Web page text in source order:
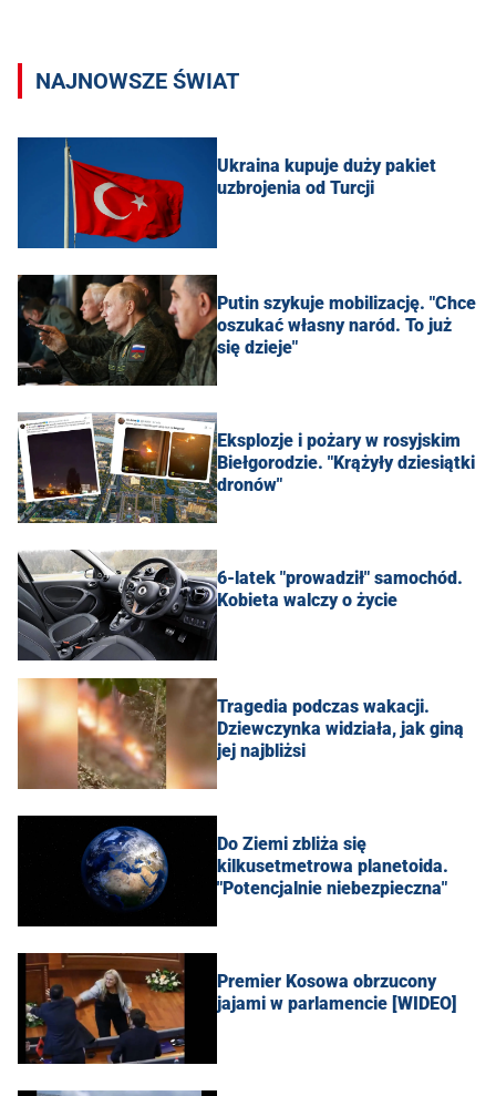
NAJNOWSZE ŚWIAT
Ukraina kupuje duży pakiet
uzbrojenia od Turcji
Putin szykuje mobilizację. "Chce
oszukać własny naród. To już
się dzieje"
Eksplozje i pożary w rosyjskim
Biełgorodzie. "Krążyły dziesiątki
dronów"
6-latek "prowadził" samochód.
Kobieta walczy o życie
Tragedia podczas wakacji.
Dziewczynka widziała, jak giną
jej najbliżsi
Do Ziemi zbliża się
kilkusetmetrowa planetoida.
"Potencjalnie niebezpieczna"
Premier Kosowa obrzucony
jajami w parlamencie [WIDEO]